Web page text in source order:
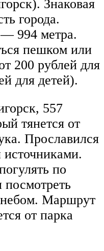
Знаковая
города.
994 метра.
пешком или
200 рублей для
для детей).
557
тянется от
Прославился
по
Маршрут
от парка